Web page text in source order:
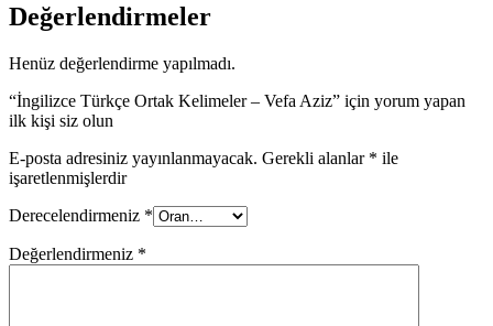
Değerlendirmeler
Henüz değerlendirme yapılmadı.
“İngilizce Türkçe Ortak Kelimeler – Vefa Aziz” için yorum yapan
ilk kişi siz olun
E-posta adresiniz yayınlanmayacak. Gerekli alanlar * ile
işaretlenmişlerdir
Derecelendirmeniz *
Değerlendirmeniz *